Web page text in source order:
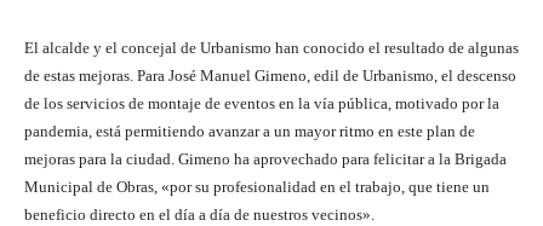
El alcalde y el concejal de Urbanismo han conocido el resultado de algunas
de estas mejoras. Para José Manuel Gimeno, edil de Urbanismo, el descenso
de los servicios de montaje de eventos en la vía pública, motivado por la
pandemia, está permitiendo avanzar a un mayor ritmo en este plan de
mejoras para la ciudad. Gimeno ha aprovechado para felicitar a la Brigada
Municipal de Obras, «por su profesionalidad en el trabajo, que tiene un
beneficio directo en el día a día de nuestros vecinos».